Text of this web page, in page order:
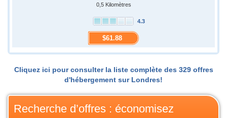
0,5 Kilomètres
4.3
$61.88
Cliquez ici pour consulter la liste complète des 329 offres
d'hébergement sur Londres!
Recherche d’offres : économisez